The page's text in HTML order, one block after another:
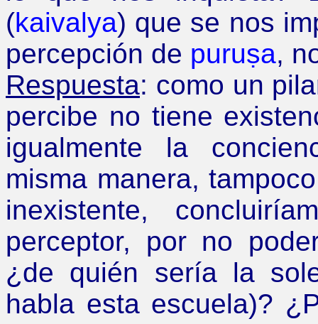
(kaivalya) que se nos
percepción de puruṣa,
Respuesta: como un
percibe no tiene
igualmente la
misma manera,
inexistente,
perceptor, por no
¿ de quién sería la
habla esta escuela)? ¿